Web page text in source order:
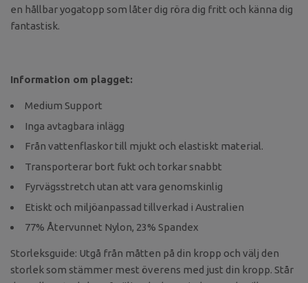
en hållbar yogatopp som låter dig röra dig fritt och känna dig
fantastisk.
Information om plagget:
Medium Support
Inga avtagbara inlägg
Från vattenflaskor till mjukt och elastiskt material.
Transporterar bort fukt och torkar snabbt
Fyrvägsstretch utan att vara genomskinlig
Etiskt och miljöanpassad tillverkad i Australien
77% Återvunnet Nylon, 23% Spandex
Storleksguide: Utgå från måtten på din kropp och välj den
storlek som stämmer mest överens med just din kropp. Står